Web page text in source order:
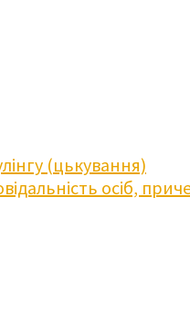
(цькування)
осіб,